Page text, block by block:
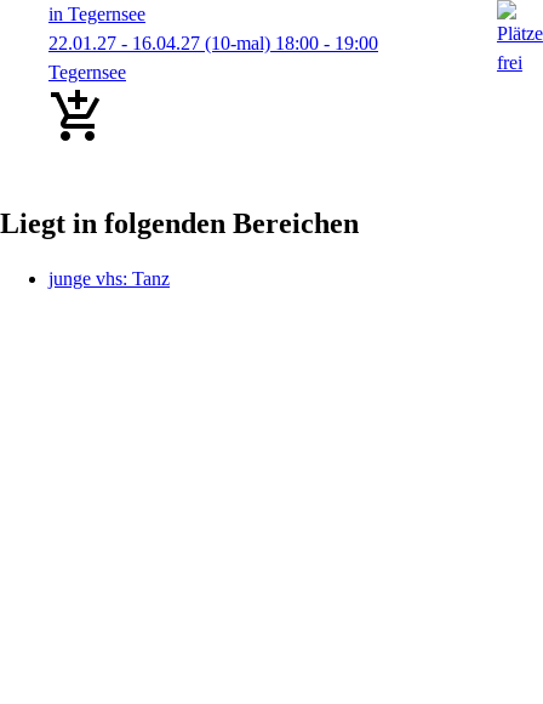
in Tegernsee
22.01.27 - 16.04.27 (10-mal) 18:00 - 19:00
Tegernsee
Liegt in folgenden Bereichen
junge vhs: Tanz